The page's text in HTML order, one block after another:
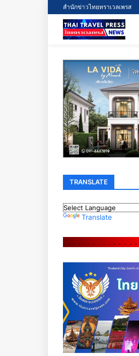
สำนักข่าวไทยทราเวลเพรส
TRANSLATE
Translate
. . . . . . . . . . . . . . .